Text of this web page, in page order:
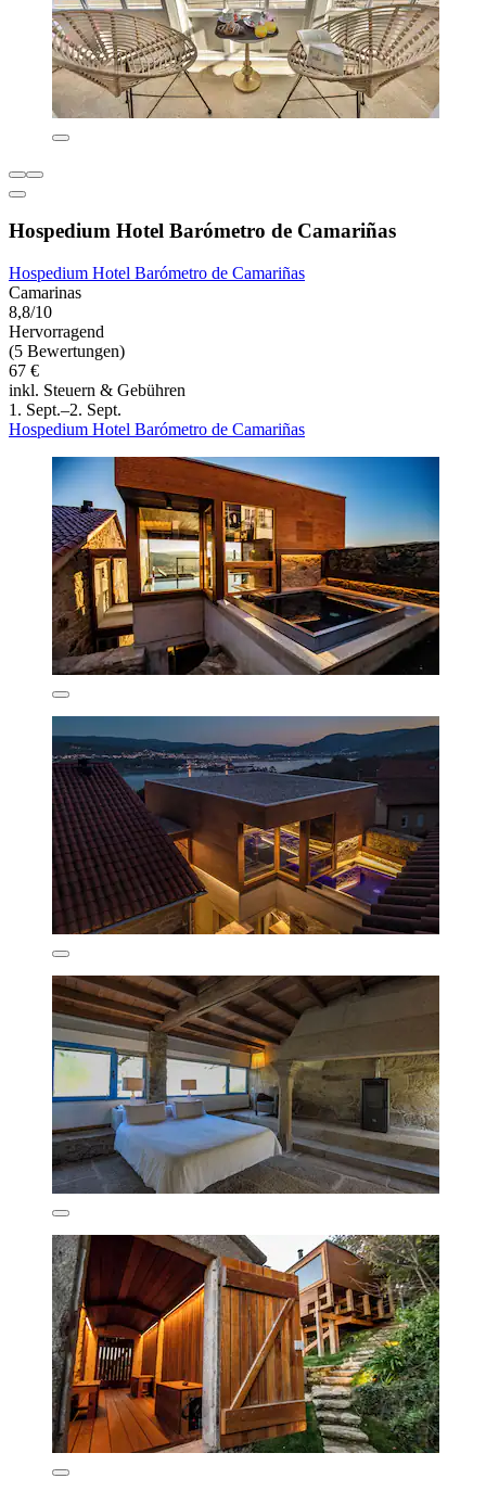
Hospedium Hotel Barómetro de Camariñas
Hospedium Hotel Barómetro de Camariñas
Camarinas
8,8/10
Hervorragend
(5 Bewertungen)
67 €
inkl. Steuern & Gebühren
1. Sept.–2. Sept.
Hospedium Hotel Barómetro de Camariñas